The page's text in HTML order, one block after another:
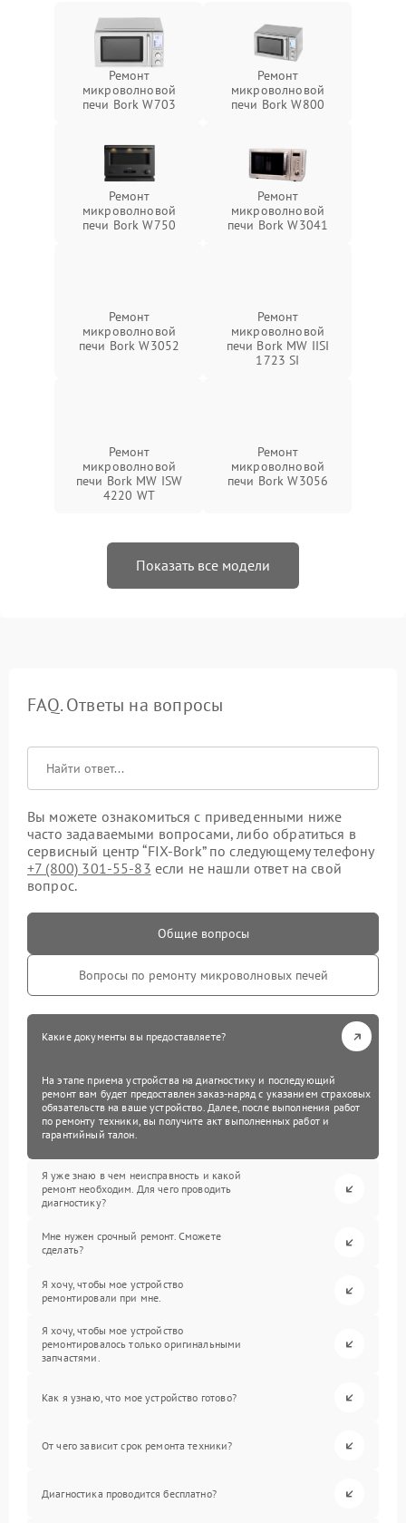
Ремонт
микроволновой
печи Bork W703
Ремонт
микроволновой
печи Bork W800
Ремонт
микроволновой
печи Bork W750
Ремонт
микроволновой
печи Bork W3041
Ремонт
микроволновой
печи Bork W3052
Ремонт
микроволновой
печи Bork MW IISI
1723 SI
Ремонт
микроволновой
печи Bork MW ISW
4220 WT
Ремонт
микроволновой
печи Bork W3056
Показать все модели
FAQ. Ответы на вопросы
Вы можете ознакомиться с приведенными ниже
часто задаваемыми вопросами, либо обратиться в
сервисный центр “FIX-Bork” по следующему телефону
+7 (800) 301-55-83 если не нашли ответ на свой
вопрос.
Общие вопросы
Вопросы по ремонту микроволновых печей
Какие документы вы предоставляете?
На этапе приема устройства на диагностику и последующий
ремонт вам будет предоставлен заказ-наряд с указанием страховых
обязательств на ваше устройство. Далее, после выполнения работ
по ремонту техники, вы получите акт выполненных работ и
гарантийный талон.
Я уже знаю в чем неисправность и какой
ремонт необходим. Для чего проводить
диагностику?
Мне нужен срочный ремонт. Сможете
сделать?
Я хочу, чтобы мое устройство
ремонтировали при мне.
Я хочу, чтобы мое устройство
ремонтировалось только оригинальными
запчастями.
Как я узнаю, что мое устройство готово?
От чего зависит срок ремонта техники?
Диагностика проводится бесплатно?